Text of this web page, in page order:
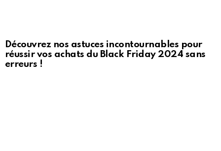
Découvrez nos astuces incontournables pour
réussir vos achats du Black Friday 2024 sans
erreurs !